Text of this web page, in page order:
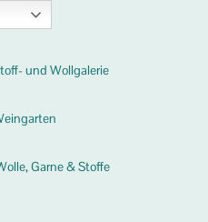
und Wollgalerie
Garne & Stoffe